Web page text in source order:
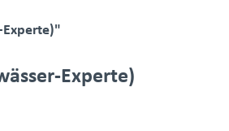
Experte)"
Experte)